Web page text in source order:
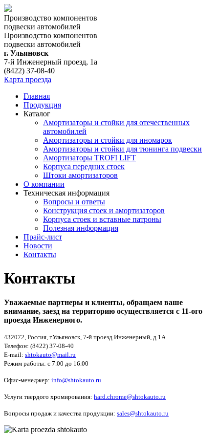
Производство компонентов
подвески автомобилей
Производство компонентов
подвески автомобилей
г. Ульяновск
7-й Инженерный проезд, 1а
(8422) 37-08-40
Карта проезда
Главная
Продукция
Каталог
Амортизаторы и стойки для отечественных
автомобилей
Амортизаторы и стойки для иномарок
Амортизаторы и стойки для тюнинга подвeски
Амортизаторы TROFI LIFT
Корпуса передних стоек
Штоки амортизаторов
О компании
Техническая информация
Вопросы и ответы
Конструкция стоек и амортизаторов
Корпуса стоек и вставные патроны
Полезная информация
Прайс-лист
Новости
Контакты
Контакты
Уважаемые партнеры и клиенты, обращаем ваше
внимание, заезд на территорию осуществляется с 11-ого
проезда Инженерного.
432072, Россия, г.Ульяновск, 7-й проезд Инженерный, д.1А.
Телефон: (8422) 37-08-40
E-mail: shtokauto@mail.ru
Режим работы: с 7.00 до 16.00
Офис-менеджер: info@shtokauto.ru
Услуги твердого хромирования: hard.chrome@shtokauto.ru
Вопросы продаж и качества продукции: sales@shtokauto.ru